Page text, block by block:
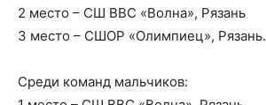
2 место – СШ ВВС «Волна», Рязань
3 место – СШОР «Олимпиец», Рязань.
Среди команд мальчиков: